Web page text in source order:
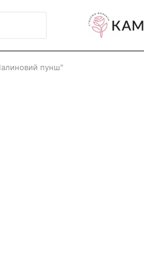
пунш"